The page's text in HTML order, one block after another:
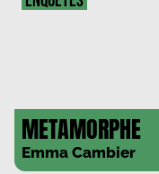
METAMORPHE
Emma Cambier